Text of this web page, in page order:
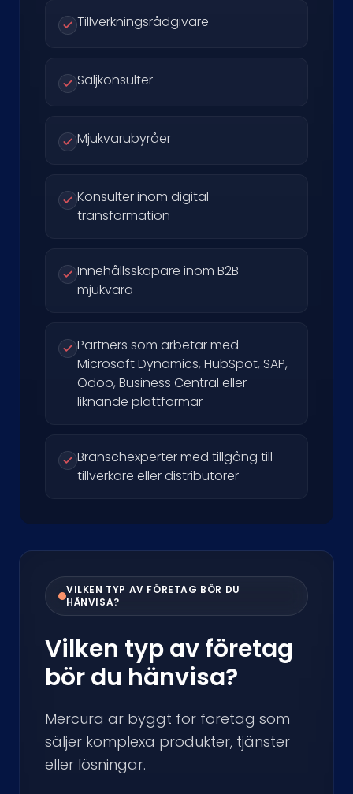
Tillverkningsrådgivare
Säljkonsulter
Mjukvarubyråer
Konsulter inom digital
transformation
Innehållsskapare inom B2B-
mjukvara
Partners som arbetar med
Microsoft Dynamics, HubSpot, SAP,
Odoo, Business Central eller
liknande plattformar
Branschexperter med tillgång till
tillverkare eller distributörer
VILKEN TYP AV FÖRETAG BÖR DU
HÄNVISA?
Vilken typ av företag
bör du hänvisa?
Mercura är byggt för företag som
säljer komplexa produkter, tjänster
eller lösningar.